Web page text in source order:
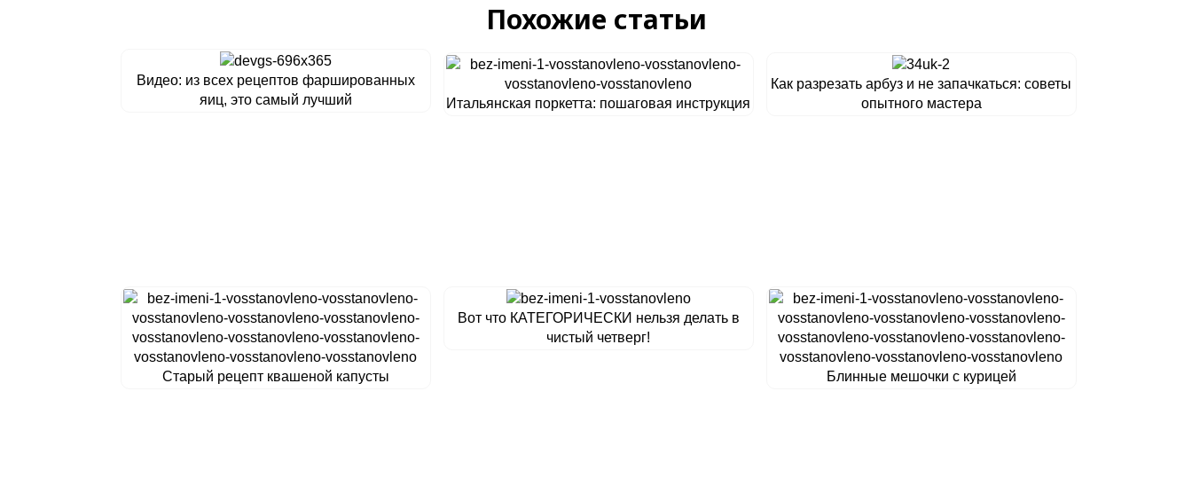
Похожие статьи
Видео: из всех рецептов фаршированных
яиц, это самый лучший
Итальянская поркетта: пошаговая инструкция
Как разрезать арбуз и не запачкаться: советы
опытного мастера
Старый рецепт квашеной капусты
Вот что КАТЕГОРИЧЕСКИ нельзя делать в
чистый четверг!
Блинные мешочки с курицей